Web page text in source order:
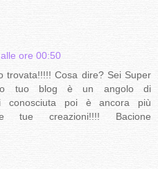
ore 00:50
trovata!!!!! Cosa dire? Sei Super
tuo blog è un angolo di
conosciuta poi è ancora più
tue creazioni!!!! Bacione